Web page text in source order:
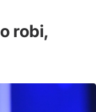
robi,